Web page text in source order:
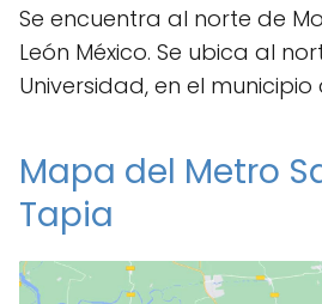
Se encuentra al norte de
León México. Se ubica al
Universidad, en el municipio
Mapa del Metro
Tapia